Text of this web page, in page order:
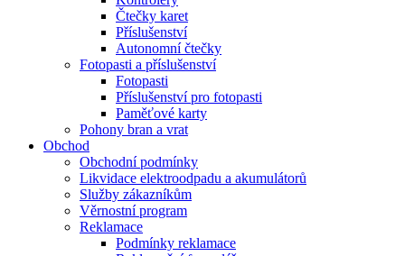
Čtečky karet
Příslušenství
Autonomní čtečky
Fotopasti a příslušenství
Fotopasti
Příslušenství pro fotopasti
Paměťové karty
Pohony bran a vrat
Obchod
Obchodní podmínky
Likvidace elektroodpadu a akumulátorů
Služby zákazníkům
Věrnostní program
Reklamace
Podmínky reklamace